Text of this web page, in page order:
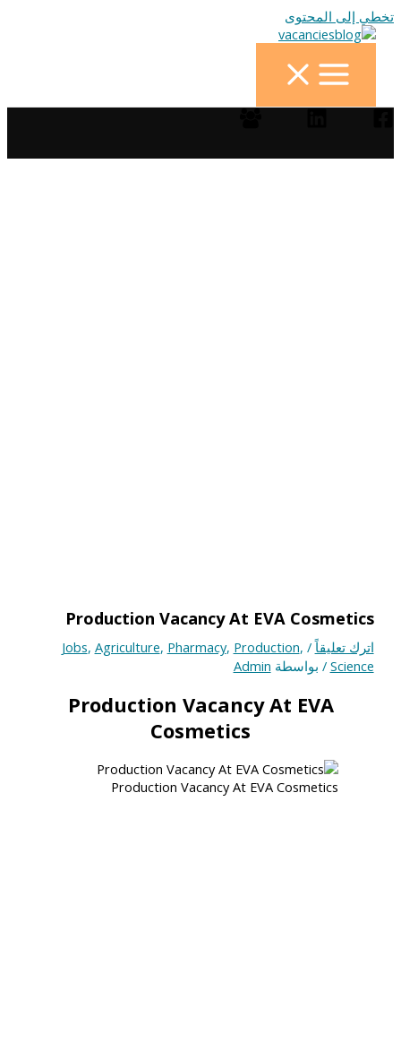
تخطي إلى المحتوى
Production Vacancy At EVA Cosmetics
اترك تعليقاً /
Jobs, Agriculture, Pharmacy, Production,
Science / بواسطة Admin
Production Vacancy At EVA
Cosmetics
Production Vacancy At EVA Cosmetics